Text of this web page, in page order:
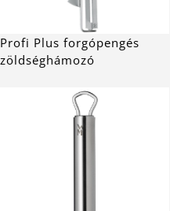
Profi Plus forgópengés
zöldséghámozó